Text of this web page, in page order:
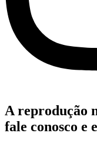
A reprodução
fale conosco e